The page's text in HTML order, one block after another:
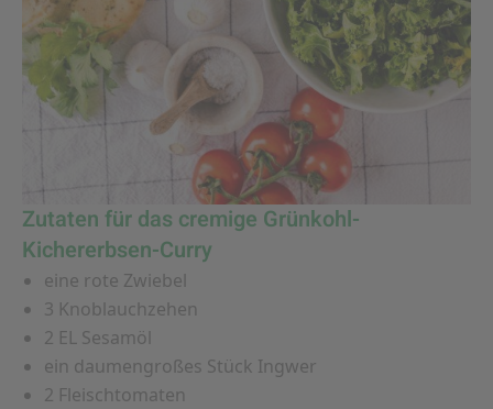
Zutaten für das cremige Grünkohl-
Kichererbsen-Curry
eine rote Zwiebel
3 Knoblauchzehen
2 EL Sesamöl
ein daumengroßes Stück Ingwer
2 Fleischtomaten